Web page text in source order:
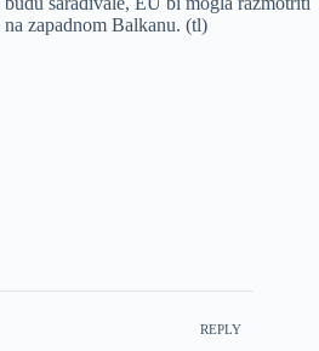
zapadnom Balkanu. (tl)
REPLY